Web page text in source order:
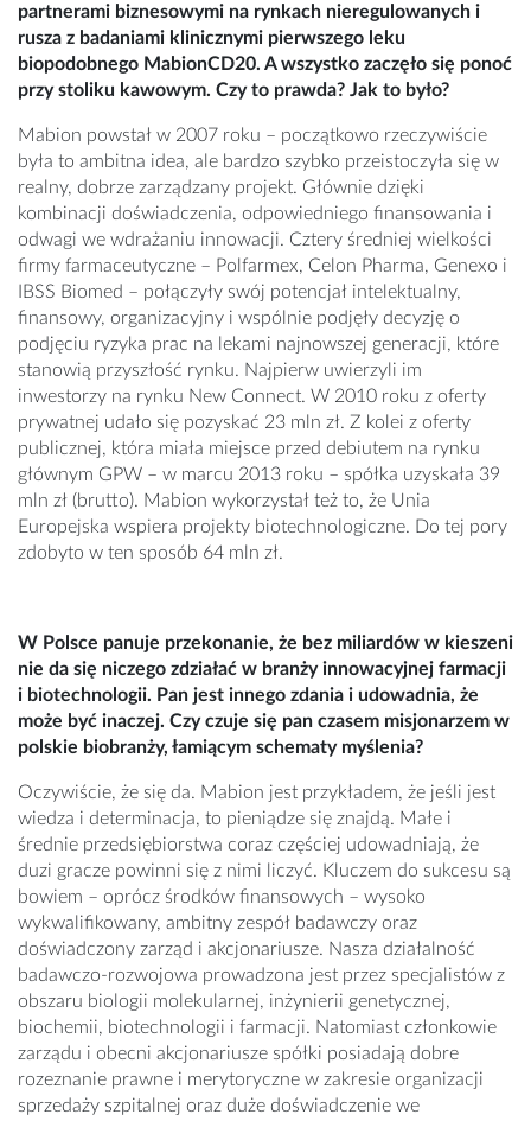
partnerami biznesowymi na rynkach nieregulowanych i
rusza z badaniami klinicznymi pierwszego leku
biopodobnego MabionCD20. A wszystko zaczęło się ponoć
przy stoliku kawowym. Czy to prawda? Jak to było?
Mabion powstał w 2007 roku – początkowo rzeczywiście
była to ambitna idea, ale bardzo szybko przeistoczyła się w
realny, dobrze zarządzany projekt. Głównie dzięki
kombinacji doświadczenia, odpowiedniego finansowania i
odwagi we wdrażaniu innowacji. Cztery średniej wielkości
firmy farmaceutyczne – Polfarmex, Celon Pharma, Genexo i
IBSS Biomed – połączyły swój potencjał intelektualny,
finansowy, organizacyjny i wspólnie podjęły decyzję o
podjęciu ryzyka prac na lekami najnowszej generacji, które
stanowią przyszłość rynku. Najpierw uwierzyli im
inwestorzy na rynku New Connect. W 2010 roku z oferty
prywatnej udało się pozyskać 23 mln zł. Z kolei z oferty
publicznej, która miała miejsce przed debiutem na rynku
głównym GPW – w marcu 2013 roku – spółka uzyskała 39
mln zł (brutto). Mabion wykorzystał też to, że Unia
Europejska wspiera projekty biotechnologiczne. Do tej pory
zdobyto w ten sposób 64 mln zł.
W Polsce panuje przekonanie, że bez miliardów w kieszeni
nie da się niczego zdziałać w branży innowacyjnej farmacji
i biotechnologii. Pan jest innego zdania i udowadnia, że
może być inaczej. Czy czuje się pan czasem misjonarzem w
polskie biobranży, łamiącym schematy myślenia?
Oczywiście, że się da. Mabion jest przykładem, że jeśli jest
wiedza i determinacja, to pieniądze się znajdą. Małe i
średnie przedsiębiorstwa coraz częściej udowadniają, że
duzi gracze powinni się z nimi liczyć. Kluczem do sukcesu są
bowiem – oprócz środków finansowych – wysoko
wykwalifikowany, ambitny zespół badawczy oraz
doświadczony zarząd i akcjonariusze. Nasza działalność
badawczo-rozwojowa prowadzona jest przez specjalistów z
obszaru biologii molekularnej, inżynierii genetycznej,
biochemii, biotechnologii i farmacji. Natomiast członkowie
zarządu i obecni akcjonariusze spółki posiadają dobre
rozeznanie prawne i merytoryczne w zakresie organizacji
sprzedaży szpitalnej oraz duże doświadczenie we